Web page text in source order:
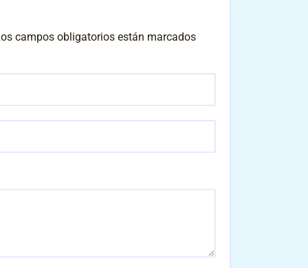
campos obligatorios están marcados